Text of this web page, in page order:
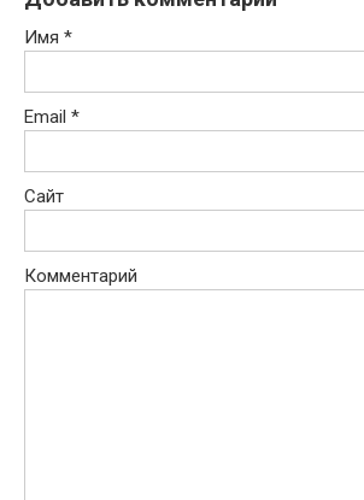
Имя *
Email *
Сайт
Комментарий